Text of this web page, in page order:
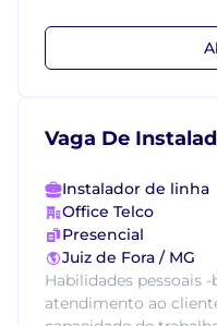
Vaga De
Instalador de linha
Office Telco
Presencial
Juiz de Fora / MG
Habilidades pessoais
atendimento ao